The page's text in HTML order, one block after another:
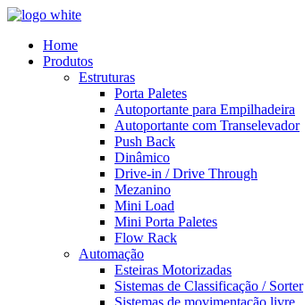
Home
Produtos
Estruturas
Porta Paletes
Autoportante para Empilhadeira
Autoportante com Transelevador
Push Back
Dinâmico
Drive-in / Drive Through
Mezanino
Mini Load
Mini Porta Paletes
Flow Rack
Automação
Esteiras Motorizadas
Sistemas de Classificação / Sorter
Sistemas de movimentação livre